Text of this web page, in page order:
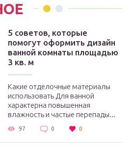
5 советов, которые
помогут оформить дизайн
ванной комнаты площадью
3 кв. м
Какие отделочные материалы
использовать Для ванной
характерна повышенная
влажность и частые перепады...
97 0 0